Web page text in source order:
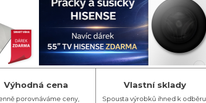
Výhodná cena
porovnáváme ceny,
Vlastní sklady
Spousta výrobků ihned k odběru,